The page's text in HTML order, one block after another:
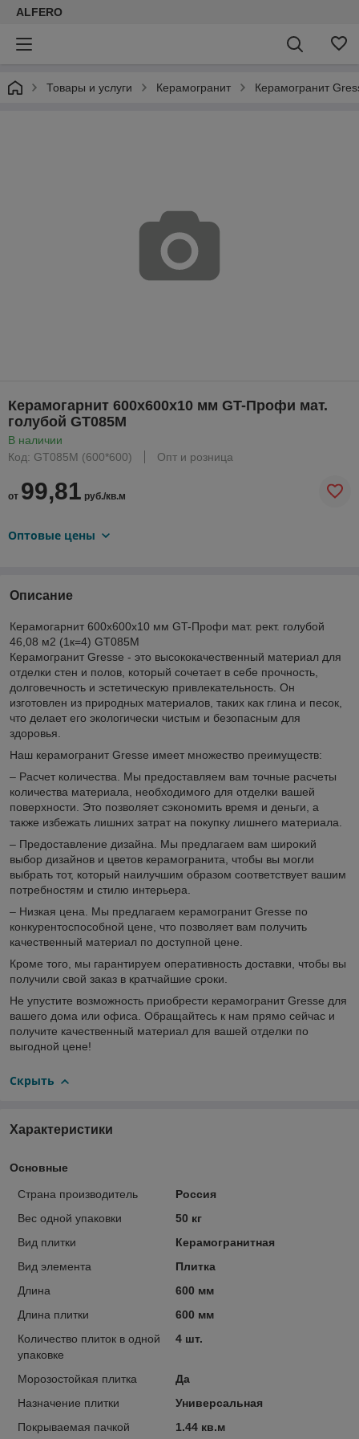
ALFERO
Товары и услуги Керамогранит Керамогранит
Керамогарнит 600х600х10 мм GT-Профи мат.
голубой GT085M
В наличии
Код: GT085M (600*600)
Опт и розница
от 99,81 руб./кв.м
Оптовые цены
Описание
Керамогарнит 600х600х10 мм GT-Профи мат. рект. голубой
46,08 м2 (1к=4) GT085M
Керамогранит Gresse - это высококачественный материал для
отделки стен и полов, который сочетает в себе прочность,
долговечность и эстетическую привлекательность. Он
изготовлен из природных материалов, таких как глина и песок,
что делает его экологически чистым и безопасным для
здоровья.
Наш керамогранит Gresse имеет множество преимуществ:
– Расчет количества. Мы предоставляем вам точные расчеты
количества материала, необходимого для отделки вашей
поверхности. Это позволяет сэкономить время и деньги, а
также избежать лишних затрат на покупку лишнего материала.
– Предоставление дизайна. Мы предлагаем вам широкий
выбор дизайнов и цветов керамогранита, чтобы вы могли
выбрать тот, который наилучшим образом соответствует вашим
потребностям и стилю интерьера.
– Низкая цена. Мы предлагаем керамогранит Gresse по
конкурентоспособной цене, что позволяет вам получить
качественный материал по доступной цене.
Кроме того, мы гарантируем оперативность доставки, чтобы вы
получили свой заказ в кратчайшие сроки.
Не упустите возможность приобрести керамогранит Gresse для
вашего дома или офиса. Обращайтесь к нам прямо сейчас и
получите качественный материал для вашей отделки по
выгодной цене!
Скрыть
Характеристики
Основные
Страна производитель
Россия
Вес одной упаковки
50 кг
Вид плитки
Керамогранитная
Вид элемента
Плитка
Длина
600 мм
Длина плитки
600 мм
Количество плиток в одной
упаковке
4 шт.
Морозостойкая плитка
Да
Назначение плитки
Универсальная
Покрываемая пачкой
1.44 кв.м